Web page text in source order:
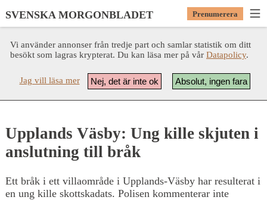
Vi använder annonser från tredje part och samlar statistik om ditt
besökt som lagras krypterat. Du kan läsa mer på vår Datapolicy.
Absolut, ingen fara
Nej, det är inte ok
Jag vill läsa mer
SVENSKA MORGONBLADET Prenumerera
Upplands Väsby: Ung kille skjuten i
anslutning till bråk
Ett bråk i ett villaområde i Upplands-Väsby har resulterat i
en ung kille skottskadats. Polisen kommenterar inte